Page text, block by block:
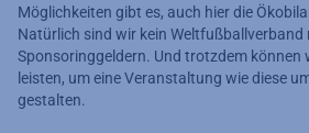
Möglichkeiten gibt es, auch hier die
Natürlich sind wir kein Weltfußballverband
Sponsoringgeldern. Und trotzdem können
leisten, um eine Veranstaltung wie diese
gestalten.